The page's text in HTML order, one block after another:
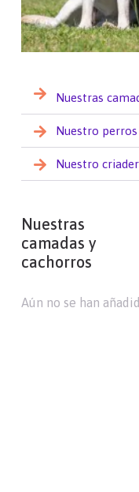
Nuestras
Nuestro perros
Nuestro
Nuestras
camadas y
cachorros
Aún no se han